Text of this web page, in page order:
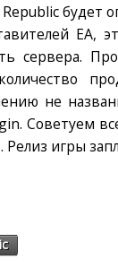
будет
EA,
сервера.
не
Советуем
игры